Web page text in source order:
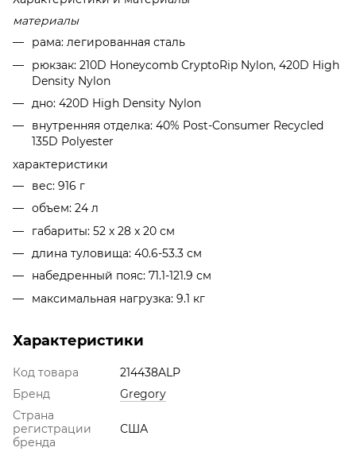
материалы
рама: легированная сталь
рюкзак: 210D Honeycomb CryptoRip Nylon, 420D High
Density Nylon
дно: 420D High Density Nylon
внутренняя отделка: 40% Post-Consumer Recycled
135D Polyester
характеристики
вес: 916 г
объем: 24 л
габариты: 52 x 28 x 20 см
длина туловища: 40.6-53.3 см
набедренный пояс: 71.1-121.9 см
максимальная нагрузка: 9.1 кг
Характеристики
Код товара
214438ALP
Бренд
Gregory
Страна
регистрации
бренда
США